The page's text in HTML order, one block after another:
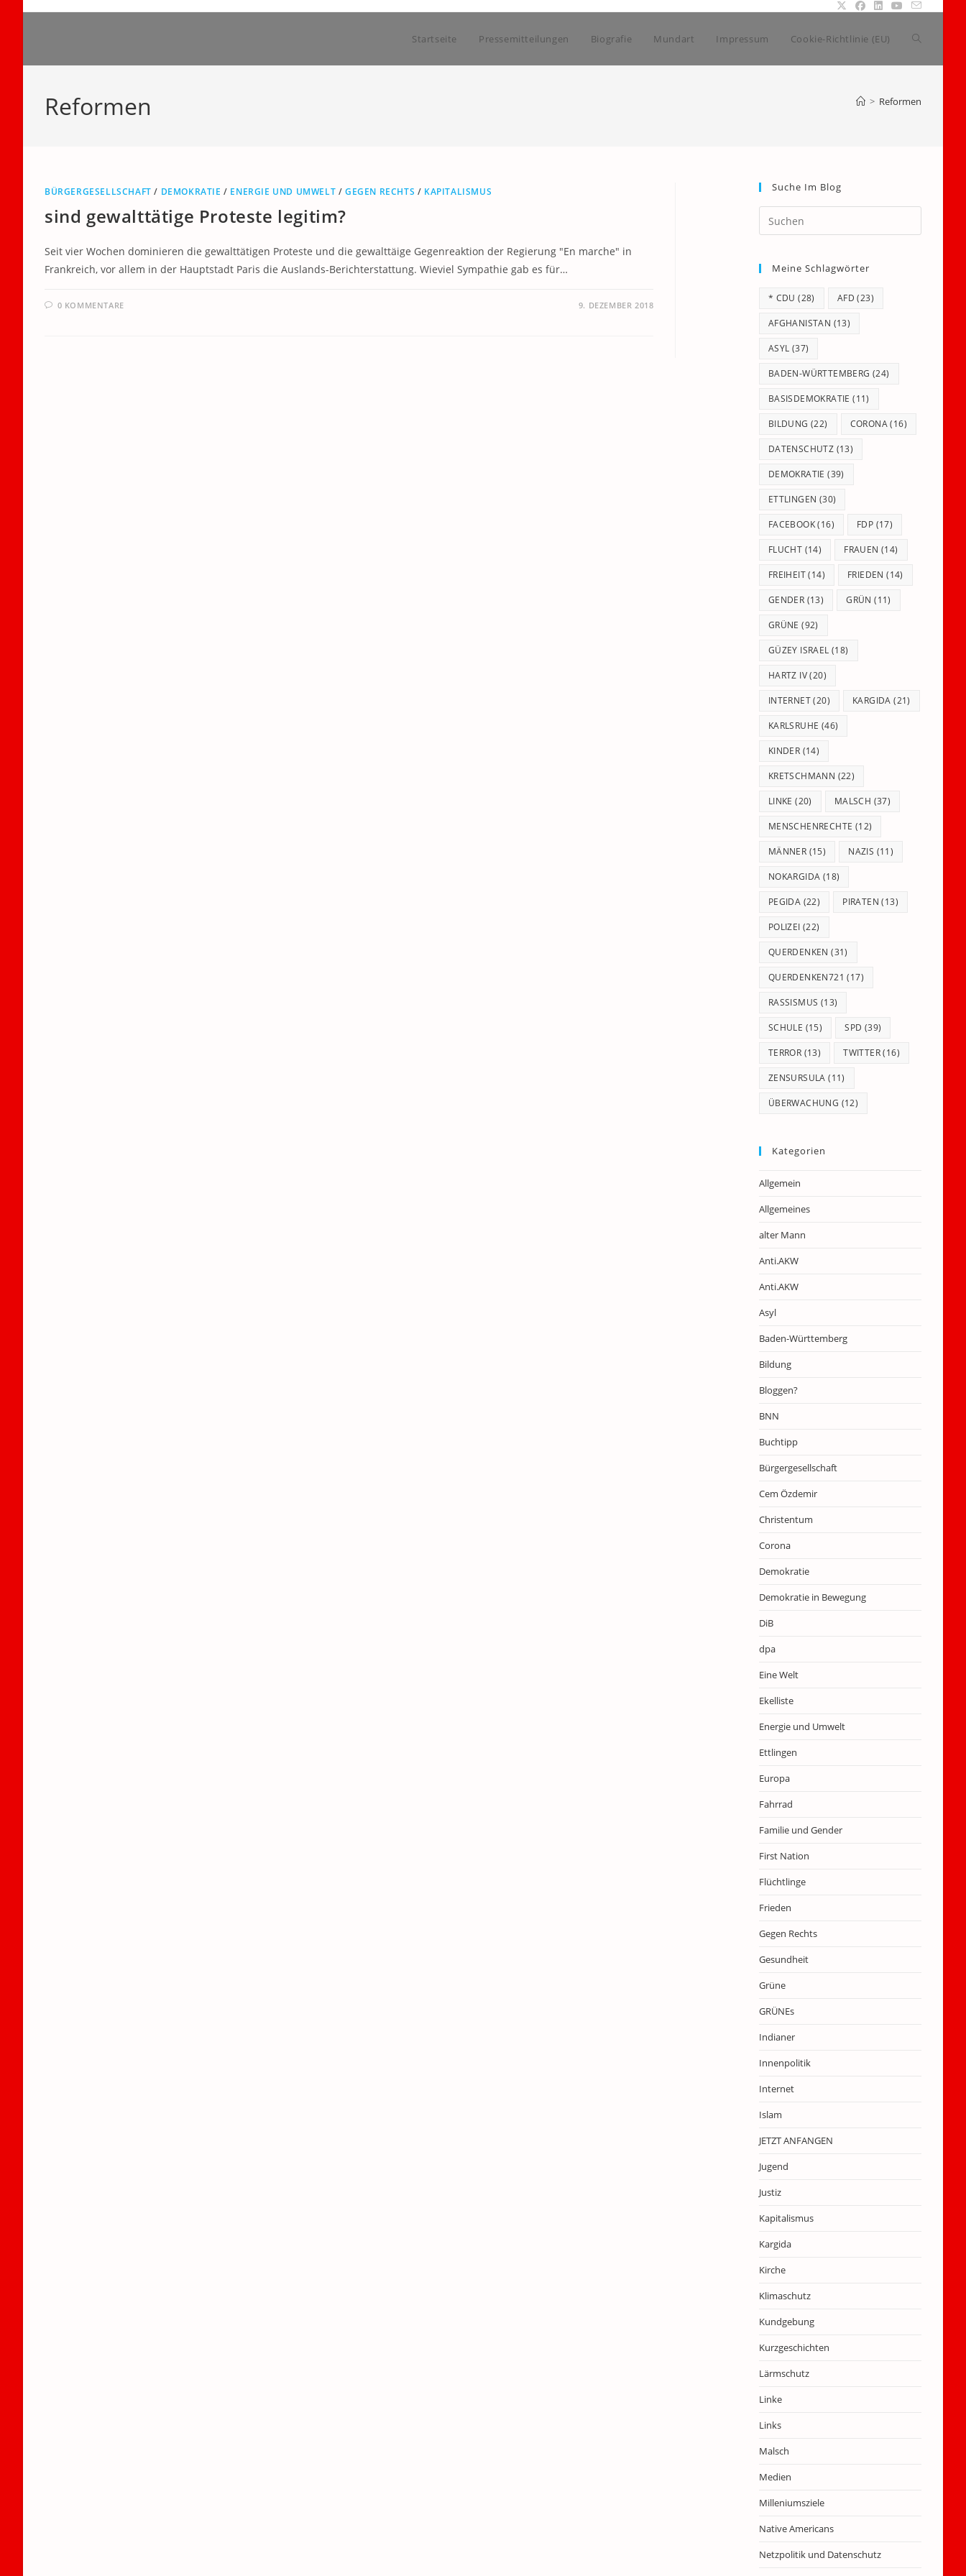
Startseite Pressemitteilungen Biografie Mundart Impressum Cookie-Richtlinie (EU) Website-
Reformen > Reformen
BÜRGERGESELLSCHAFT / DEMOKRATIE / ENERGIE UND UMWELT /GEGEN RECHTS / KAPITALISMUS
sind gewalttätige Proteste legitim?
Seit vier Wochen dominieren die gewalttätigen Proteste und die gewalttäige Gegenreaktion der Regierung "En marche" in
Frankreich, vor allem in der Hauptstadt Paris die Auslands-Berichterstattung. Wieviel Sympathie gab es für…
0 KOMMENTARE 9. DEZEMBER 2018
Suche Im Blog
Escape
Meine Schlagwörter
* CDU (28) AFD (23)
AFGHANISTAN (13)
ASYL (37)
BADEN-WÜRTTEMBERG (24)
BASISDEMOKRATIE (11)
BILDUNG (22) CORONA(16)
DATENSCHUTZ (13)
DEMOKRATIE (39)
ETTLINGEN (30)
FACEBOOK(16) FDP (17)
FLUCHT (14) FRAUEN (14)
FREIHEIT(14) FRIEDEN (14)
GENDER (13) GRÜN (11)
GRÜNE (92)
GÜZEY ISRAEL (18)
HARTZ IV(20)
INTERNET(20) KARGIDA (21)
KARLSRUHE (46)
KINDER (14)
KRETSCHMANN (22)
LINKE (20) MALSCH (37)
MENSCHENRECHTE (12)
MÄNNER (15) NAZIS (11)
NOKARGIDA (18)
PEGIDA (22) PIRATEN (13)
POLIZEI (22)
QUERDENKEN (31)
QUERDENKEN721 (17)
RASSISMUS (13)
SCHULE (15) SPD (39)
TERROR (13) TWITTER(16)
ZENSURSULA (11)
ÜBERWACHUNG (12)
Kategorien
Allgemein
Allgemeines
alter Mann
Anti.AKW
Anti.AKW
Asyl
Baden-Württemberg
Bildung
Bloggen?
BNN
Buchtipp
Bürgergesellschaft
Cem Özdemir
Christentum
Corona
Demokratie
Demokratie in Bewegung
DiB
dpa
Eine Welt
Ekelliste
Energie und Umwelt
Ettlingen
Europa
Fahrrad
Familie und Gender
First Nation
Flüchtlinge
Frieden
Gegen Rechts
Gesundheit
Grüne
GRÜNEs
Indianer
Innenpolitik
Internet
Islam
JETZT ANFANGEN
Jugend
Justiz
Kapitalismus
Kargida
Kirche
Klimaschutz
Kundgebung
Kurzgeschichten
Lärmschutz
Linke
Links
Malsch
Medien
Milleniumsziele
Native Americans
Netzpolitik und Datenschutz